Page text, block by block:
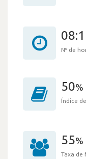
Nº de
50%
Índice
55%
Taxa de